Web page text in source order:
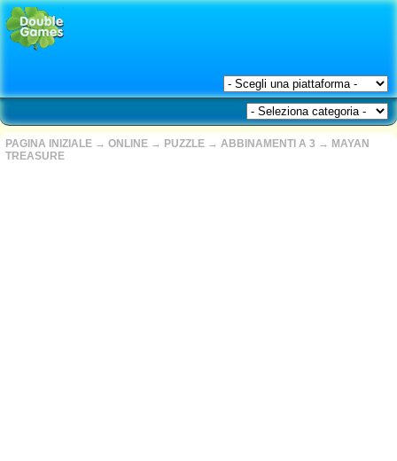
PAGINA INIZIALE → ONLINE → PUZZLE → ABBINAMENTI A 3 → MAYAN
TREASURE